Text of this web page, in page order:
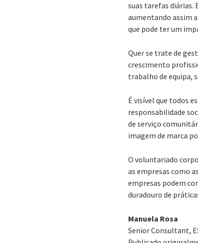
suas tarefas
aumentando assim
que pode ter um
Quer se trate de
crescimento
trabalho de equipa,
É visível que todos
responsabilidade
de serviço
imagem de marca
O voluntariado
as empresas como
empresas podem
duradouro de
Manuela Rosa
Senior Consultant,